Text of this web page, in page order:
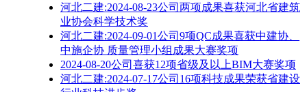
河北二建:2024-08-23公司两项成果喜获河北省建筑
业协会科学技术奖
河北二建:2024-09-01公司9项QC成果喜获中建协、
中施企协 质量管理小组成果大赛奖项
2024-08-20公司喜获12项省级及以上BIM大赛奖项
河北二建:2024-07-17公司16项科技成果荣获省建设